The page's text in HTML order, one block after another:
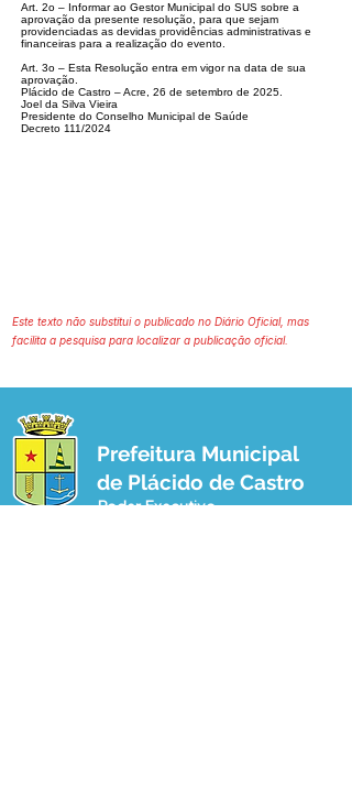
Art. 2o – Informar ao Gestor Municipal do SUS sobre a
aprovação da presente resolução, para que sejam
providenciadas as devidas providências administrativas e
financeiras para a realização do evento.
Art. 3o – Esta Resolução entra em vigor na data de sua
aprovação.
Plácido de Castro – Acre, 26 de setembro de 2025.
Joel da Silva Vieira
Presidente do Conselho Municipal de Saúde
Decreto 111/2024
Este texto não substitui o publicado no Diário Oficial, mas
facilita a pesquisa para localizar a publicação oficial.
Prefeitura Municipal
de Plácido de Castro
Poder Executivo